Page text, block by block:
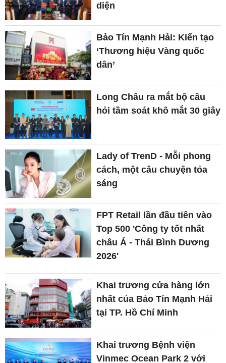
diện
Bảo Tín Mạnh Hải: Kiến tạo
‘Thương hiệu Vàng quốc
dân’
Long Châu ra mắt bộ câu
hỏi tầm soát khô mắt 30 giây
Lady of TrenD - Mỗi phong
cách, một câu chuyện tỏa
sáng
FPT Retail lần đầu tiên vào
Top 500 'Công ty tốt nhất
châu Á - Thái Bình Dương
2026'
Khai trương cửa hàng lớn
nhất của Bảo Tín Mạnh Hải
tại TP. Hồ Chí Minh
Khai trương Bệnh viện
Vinmec Ocean Park 2 với